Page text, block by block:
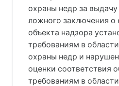
охраны недр за
ложного заключения о
объекта надзора
требованиям в
охраны недр и
оценки соответствия
требованиям в